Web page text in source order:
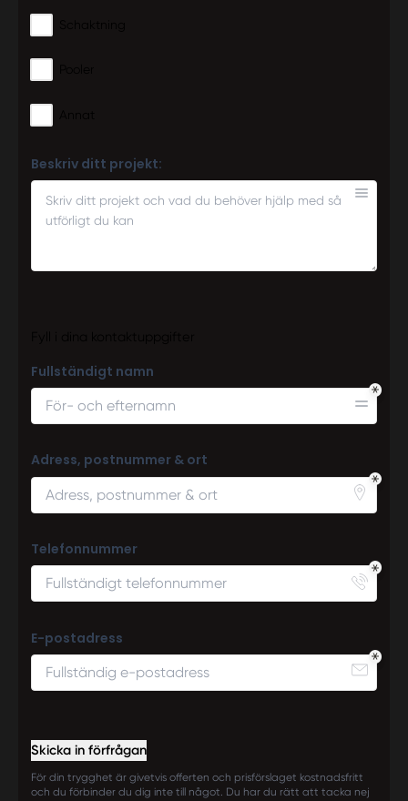
Beskriv ditt projekt:
Fullständigt namn
Adress, postnummer & ort
Telefonnummer
E-postadress
Skicka in förfrågan
För din trygghet är givetvis offerten och prisförslaget kostnadsfritt
och du förbinder du dig inte till något. Du har du rätt att tacka nej